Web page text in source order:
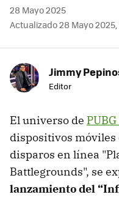
28 Mayo 2025
Actualizado 28 Mayo 2025,
Jimmy
Editor
El universo de
dispositivos móviles
disparos en línea
Battlegrounds", se
lanzamiento del